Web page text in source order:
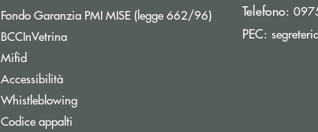
Fondo Garanzia PMI MISE (legge 662/96)Apre una nuova
BCCInVetrina
Mifid
Accessibilità
Whistleblowing
Codice appalti
Telefono:
PEC: